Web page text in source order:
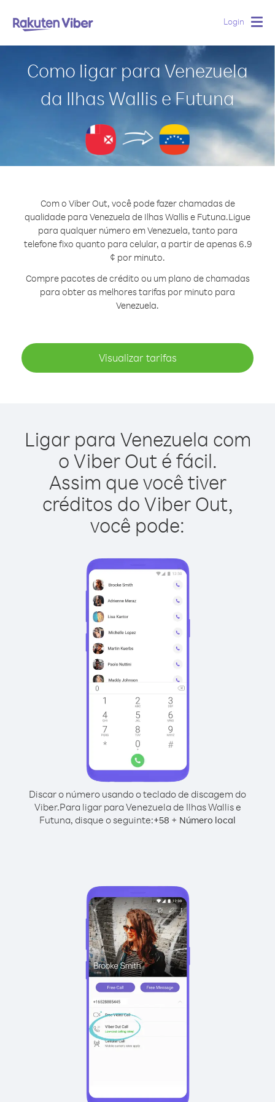
Login
Como ligar para Venezuela
da Ilhas Wallis e Futuna
Com o Viber Out, você pode fazer chamadas de
qualidade para Venezuela de Ilhas Wallis e Futuna.Ligue
para qualquer número em Venezuela, tanto para
telefone fixo quanto para celular, a partir de apenas 6.9
¢ por minuto.
Compre pacotes de crédito ou um plano de chamadas
para obter as melhores tarifas por minuto para
Venezuela.
Visualizar tarifas
Ligar para Venezuela com
o Viber Out é fácil.
Assim que você tiver
créditos do Viber Out,
você pode:
Discar o número usando o teclado de discagem do
Viber.Para ligar para Venezuela de Ilhas Wallis e
Futuna, disque o seguinte:+58 + Número local